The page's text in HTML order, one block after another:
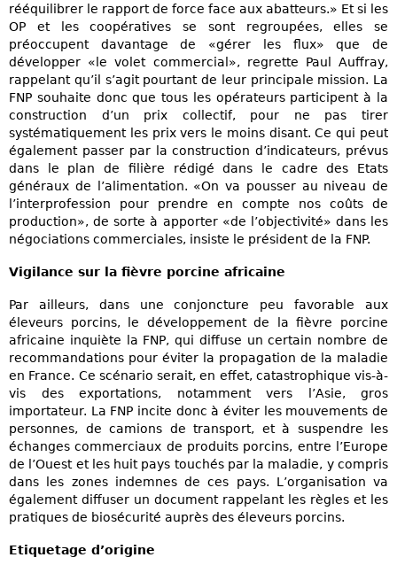
rééquilibrer le rapport de force face aux abatteurs.» Et si les
OP et les coopératives se sont regroupées, elles se
préoccupent davantage de «gérer les flux» que de
développer «le volet commercial», regrette Paul Auffray,
rappelant qu’il s’agit pourtant de leur principale mission. La
FNP souhaite donc que tous les opérateurs participent à la
construction d’un prix collectif, pour ne pas tirer
systématiquement les prix vers le moins disant. Ce qui peut
également passer par la construction d’indicateurs, prévus
dans le plan de filière rédigé dans le cadre des Etats
généraux de l’alimentation. «On va pousser au niveau de
l’interprofession pour prendre en compte nos coûts de
production», de sorte à apporter «de l’objectivité» dans les
négociations commerciales, insiste le président de la FNP.
Vigilance sur la fièvre porcine africaine
Par ailleurs, dans une conjoncture peu favorable aux
éleveurs porcins, le développement de la fièvre porcine
africaine inquiète la FNP, qui diffuse un certain nombre de
recommandations pour éviter la propagation de la maladie
en France. Ce scénario serait, en effet, catastrophique vis-à-
vis des exportations, notamment vers l’Asie, gros
importateur. La FNP incite donc à éviter les mouvements de
personnes, de camions de transport, et à suspendre les
échanges commerciaux de produits porcins, entre l’Europe
de l’Ouest et les huit pays touchés par la maladie, y compris
dans les zones indemnes de ces pays. L’organisation va
également diffuser un document rappelant les règles et les
pratiques de biosécurité auprès des éleveurs porcins.
Etiquetage d’origine